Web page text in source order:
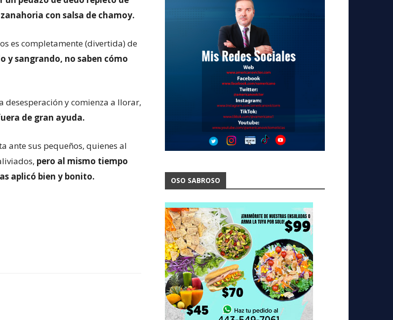
con salsa de chamoy.
es completamente (divertida) de
y sangrando, no saben cómo
desesperación y comienza a llorar,
de gran ayuda.
ante sus pequeños, quienes al
pero al mismo tiempo
aplicó bien y bonito.
OSO SABROSO